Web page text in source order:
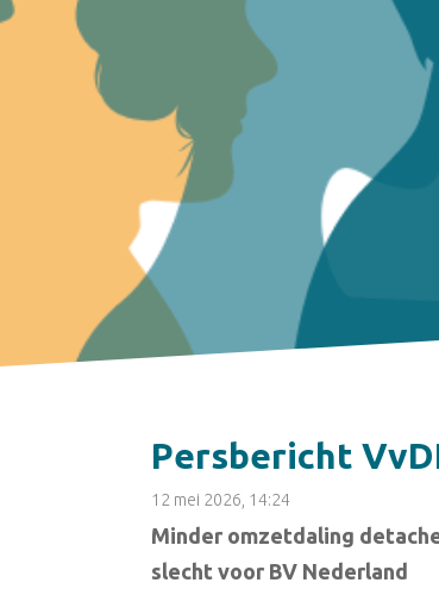
Persbericht
12 mei 2026, 14:24
Minder omzetdaling
slecht voor BV Nederland